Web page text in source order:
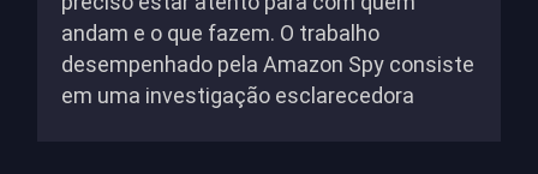
andam e o que fazem. O trabalho
desempenhado pela Amazon Spy consiste
em uma investigação esclarecedora